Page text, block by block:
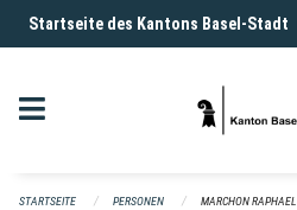
Navigation überspringen
Startseite des Kantons Basel-Stadt
STARTSEITE PERSONEN MARCHON RAPHAEL